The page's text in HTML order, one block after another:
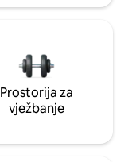
Prostorija za
vježbanje